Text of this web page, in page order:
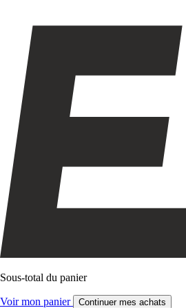
Sous-total du panier
Voir mon panier Continuer mes achats